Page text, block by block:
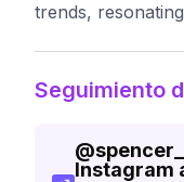
trends,
Seguimiento
@
Instagram